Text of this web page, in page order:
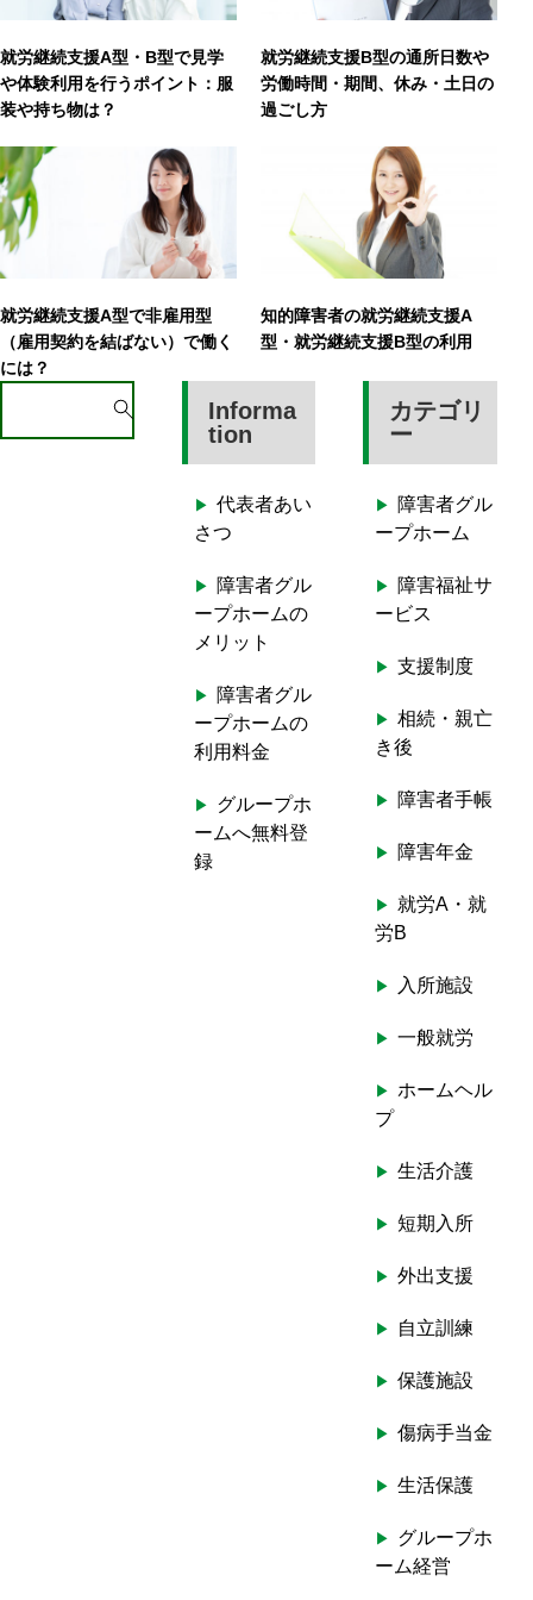
就労継続支援A型・B型で見学
や体験利用を行うポイント：服
装や持ち物は？
就労継続支援B型の通所日数や
労働時間・期間、休み・土日の
過ごし方
就労継続支援A型で非雇用型
（雇用契約を結ばない）で働く
には？
知的障害者の就労継続支援A
型・就労継続支援B型の利用
Informa
tion
代表者あい
さつ
障害者グル
ープホームの
メリット
障害者グル
ープホームの
利用料金
グループホ
ームへ無料登
録
カテゴリ
ー
障害者グル
ープホーム
障害福祉サ
ービス
支援制度
相続・親亡
き後
障害者手帳
障害年金
就労A・就
労B
入所施設
一般就労
ホームヘル
プ
生活介護
短期入所
外出支援
自立訓練
保護施設
傷病手当金
生活保護
グループホ
ーム経営